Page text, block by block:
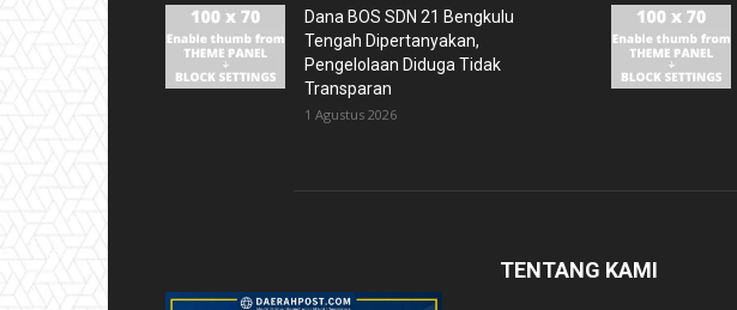
Dana BOS SDN 21 Bengkulu
Tengah Dipertanyakan,
Pengelolaan Diduga Tidak
Transparan
1 Agustus 2026
TENTANG KAMI